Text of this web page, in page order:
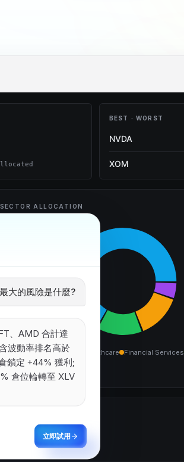
BEST · WORST
NVDA
XOM
INDUSTRY
Technology
Technology
Technology
-6.09 % Energy
+4.81% Healthcare
SECTOR ALLOCATION
Technology Healthcare Financial Services
@ $895.00
大的風險是什麼?
、AMD 合計達
波動率排名高於
鎖定 +44% 獲利;
倉位輪轉至 XLV
立即試用